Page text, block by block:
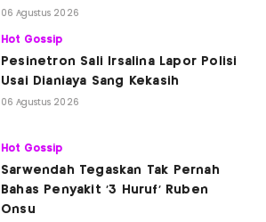
06 Agustus 2026
Hot Gossip
Pesinetron Sali Irsalina Lapor Polisi
Usai Dianiaya Sang Kekasih
06 Agustus 2026
Hot Gossip
Sarwendah Tegaskan Tak Pernah
Bahas Penyakit '3 Huruf' Ruben
Onsu